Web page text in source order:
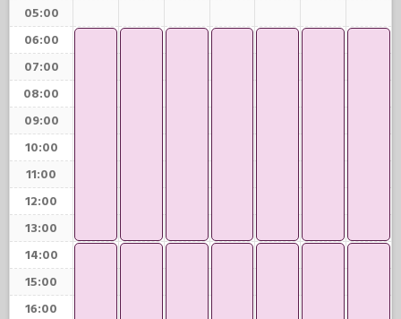
05:00
06:00
07:00
08:00
09:00
10:00
11:00
12:00
13:00
14:00
15:00
16:00